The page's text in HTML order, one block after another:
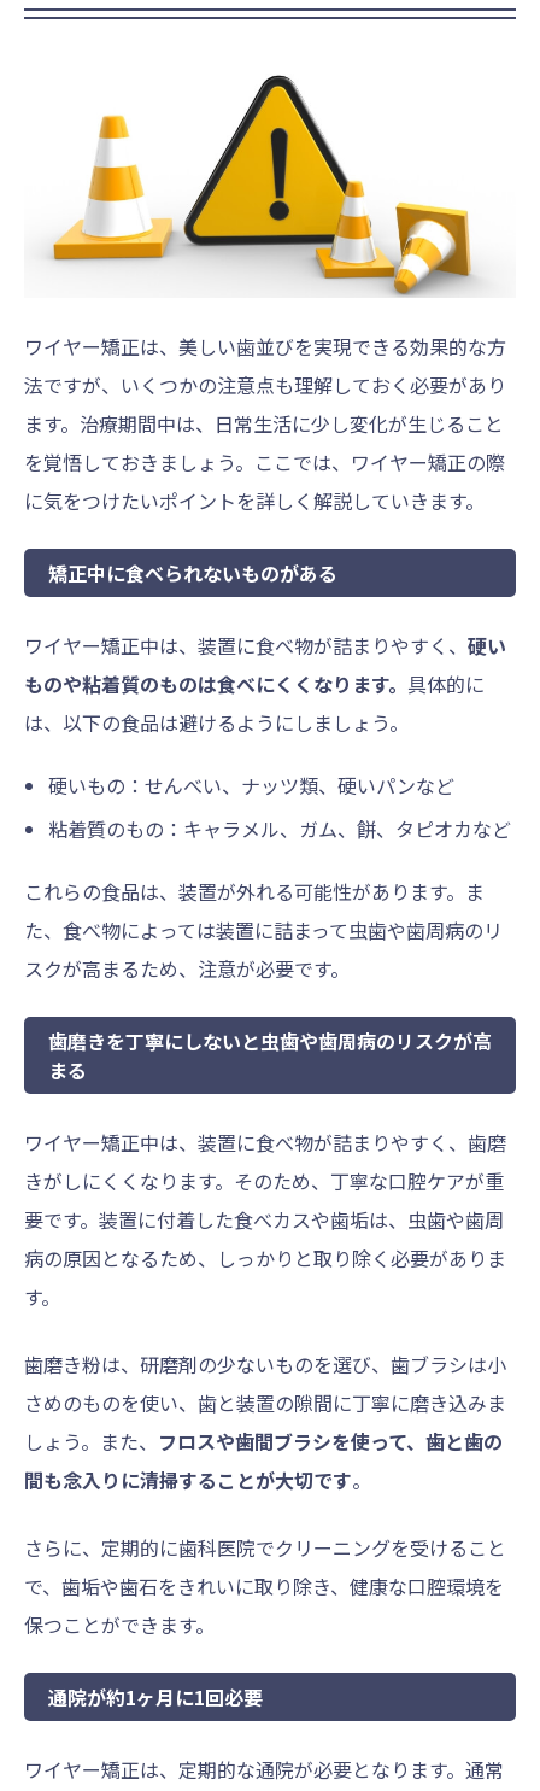
ワイヤー矯正は、美しい歯並びを実現できる効果的な方
法ですが、いくつかの注意点も理解しておく必要があり
ます。治療期間中は、日常生活に少し変化が生じること
を覚悟しておきましょう。ここでは、ワイヤー矯正の際
に気をつけたいポイントを詳しく解説していきます。
矯正中に食べられないものがある
ワイヤー矯正中は、装置に食べ物が詰まりやすく、 硬い
ものや粘着質のものは食べにくくなります。 具体的に
は、以下の食品は避けるようにしましょう。
硬いもの：せんべい、ナッツ類、硬いパンなど
粘着質のもの：キャラメル、ガム、餅、タピオカなど
これらの食品は、装置が外れる可能性があります。ま
た、食べ物によっては装置に詰まって虫歯や歯周病のリ
スクが高まるため、注意が必要です。
歯磨きを丁寧にしないと虫歯や歯周病のリスクが高
まる
ワイヤー矯正中は、装置に食べ物が詰まりやすく、歯磨
きがしにくくなります。そのため、丁寧な口腔ケアが重
要です。装置に付着した食べカスや歯垢は、虫歯や歯周
病の原因となるため、しっかりと取り除く必要がありま
す。
歯磨き粉は、研磨剤の少ないものを選び、歯ブラシは小
さめのものを使い、歯と装置の隙間に丁寧に磨き込みま
しょう。また、 フロスや歯間ブラシを使って、歯と歯の
間も念入りに清掃することが大切です。
さらに、定期的に歯科医院でクリーニングを受けること
で、歯垢や歯石をきれいに取り除き、健康な口腔環境を
保つことができます。
通院が約1ヶ月に1回必要
ワイヤー矯正は、定期的な通院が必要となります。通常